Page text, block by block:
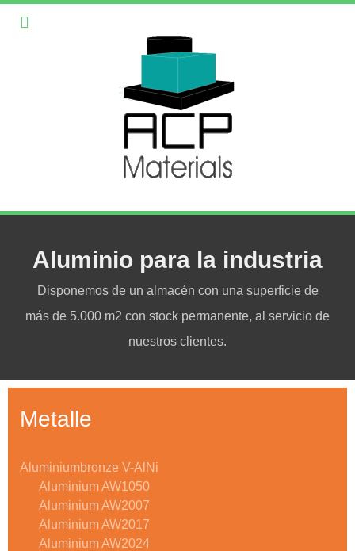
Aluminio para la industria
Disponemos de un almacén con una superficie de
más de 5.000 m2 con stock permanente, al servicio de
nuestros clientes.
Metalle
Aluminiumbronze V-AlNi
Aluminium AW1050
Aluminium AW2007
Aluminium AW2017
Aluminium AW2024